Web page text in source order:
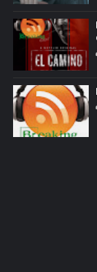
GREENBRIER
GUIA DE EPISÓDIOS
GUS FRING
HCATV AWARDS
HCATV AWARDS 2022
HECTOR SALAMANCA